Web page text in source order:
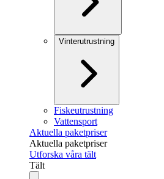
Vinterutrustning
Fiskeutrustning
Vattensport
Aktuella paketpriser
Aktuella paketpriser
Utforska våra tält
Tält